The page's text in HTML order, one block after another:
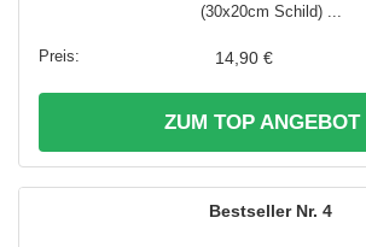
(30x20cm Schild) ...
14,90 €
ZUM TOP ANGEBOT
4